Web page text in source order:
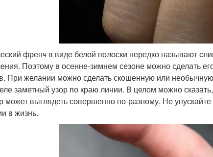
френч в виде белой полоски нередко называют
Поэтому в осенне-зимнем сезоне можно сделать
При желании можно сделать скошенную или
заметный узор по краю линии. В целом можно
может выглядеть совершенно по-разному. Не
в жизнь.